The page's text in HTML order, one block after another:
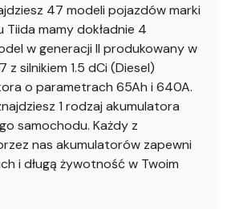
47 modeli pojazdów marki
Tiida mamy dokładnie 4
w generacji II produkowany w
silnikiem 1.5 dCi (Diesel)
o parametrach 65Ah i 640A.
1 rodzaj akumulatora
samochodu. Każdy z
nas akumulatorów zapewni
i długą żywotność w Twoim